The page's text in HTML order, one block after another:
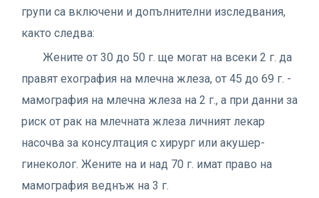
групи са включени и допълнителни изследвания,
както следва:
Жените от 30 до 50 г. ще могат на всеки 2 г. да
правят ехография на млечна жлеза, от 45 до 69 г. -
мамография на млечна жлеза на 2 г., а при данни за
риск от рак на млечната жлеза личният лекар
насочва за консултация с хирург или акушер-
гинеколог. Жените на и над 70 г. имат право на
мамография веднъж на 3 г.